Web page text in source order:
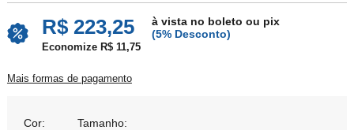
R$ 223,25
à vista no boleto ou pix
(5% Desconto)
Economize R$ 11,75
Mais formas de pagamento
Cor:
Tamanho: